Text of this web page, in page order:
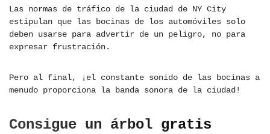
Las normas de tráfico de la ciudad de NY City
estipulan que las bocinas de los automóviles solo
deben usarse para advertir de un peligro, no para
expresar frustración.
Pero al final, ¡el constante sonido de las bocinas a
menudo proporciona la banda sonora de la ciudad!
Consigue un árbol gratis